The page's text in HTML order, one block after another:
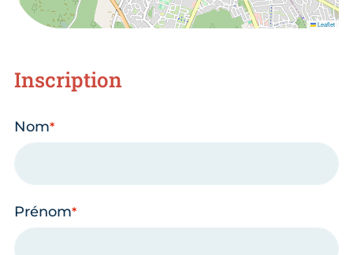
Leaflet
Inscription
Nom
Prénom